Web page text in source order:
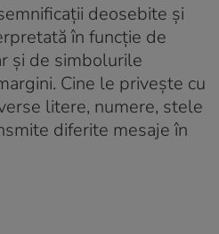
deosebite și
în funcție de
și de simbolurile
Cine le privește cu
litere, numere, stele
diferite mesaje în